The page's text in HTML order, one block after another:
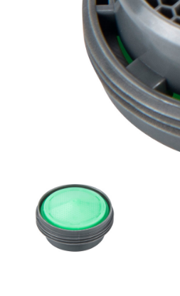
Balkon a terasa
Auto-moto
Dekorace
Textil, koberce
Svítidla, žárovky
Sport, outdoor
Všechny kategorie